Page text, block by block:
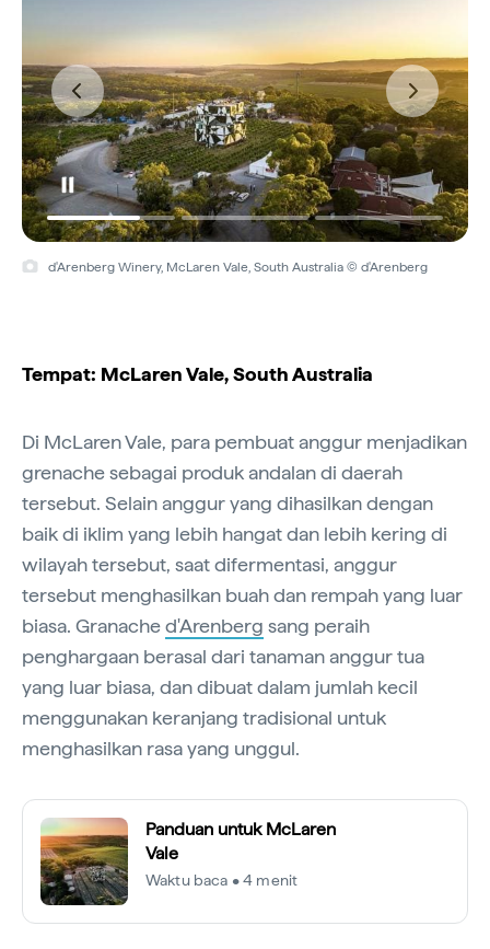
d'Arenberg Winery, McLaren Vale, South Australia © d'Arenberg
Tempat: McLaren Vale, South Australia
Di McLaren Vale, para pembuat anggur menjadikan
grenache sebagai produk andalan di daerah
tersebut. Selain anggur yang dihasilkan dengan
baik di iklim yang lebih hangat dan lebih kering di
wilayah tersebut, saat difermentasi, anggur
tersebut menghasilkan buah dan rempah yang luar
biasa. Granached'Arenberg sang peraih
penghargaan berasal dari tanaman anggur tua
yang luar biasa, dan dibuat dalam jumlah kecil
menggunakan keranjang tradisional untuk
menghasilkan rasa yang unggul.
Panduan untuk McLaren
Vale
Waktu baca • 4 menit